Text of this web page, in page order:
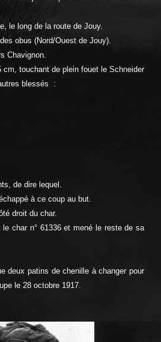
le long de la route de Jouy.
obus (Nord/Ouest de Jouy).
Chavignon.
cm, touchant de plein fouet le Schneider
blessés :
de dire lequel.
à ce coup au but.
droit du char.
char n° 61336 et mené le reste de sa
deux patins de chenille à changer pour
le 28 octobre 1917.